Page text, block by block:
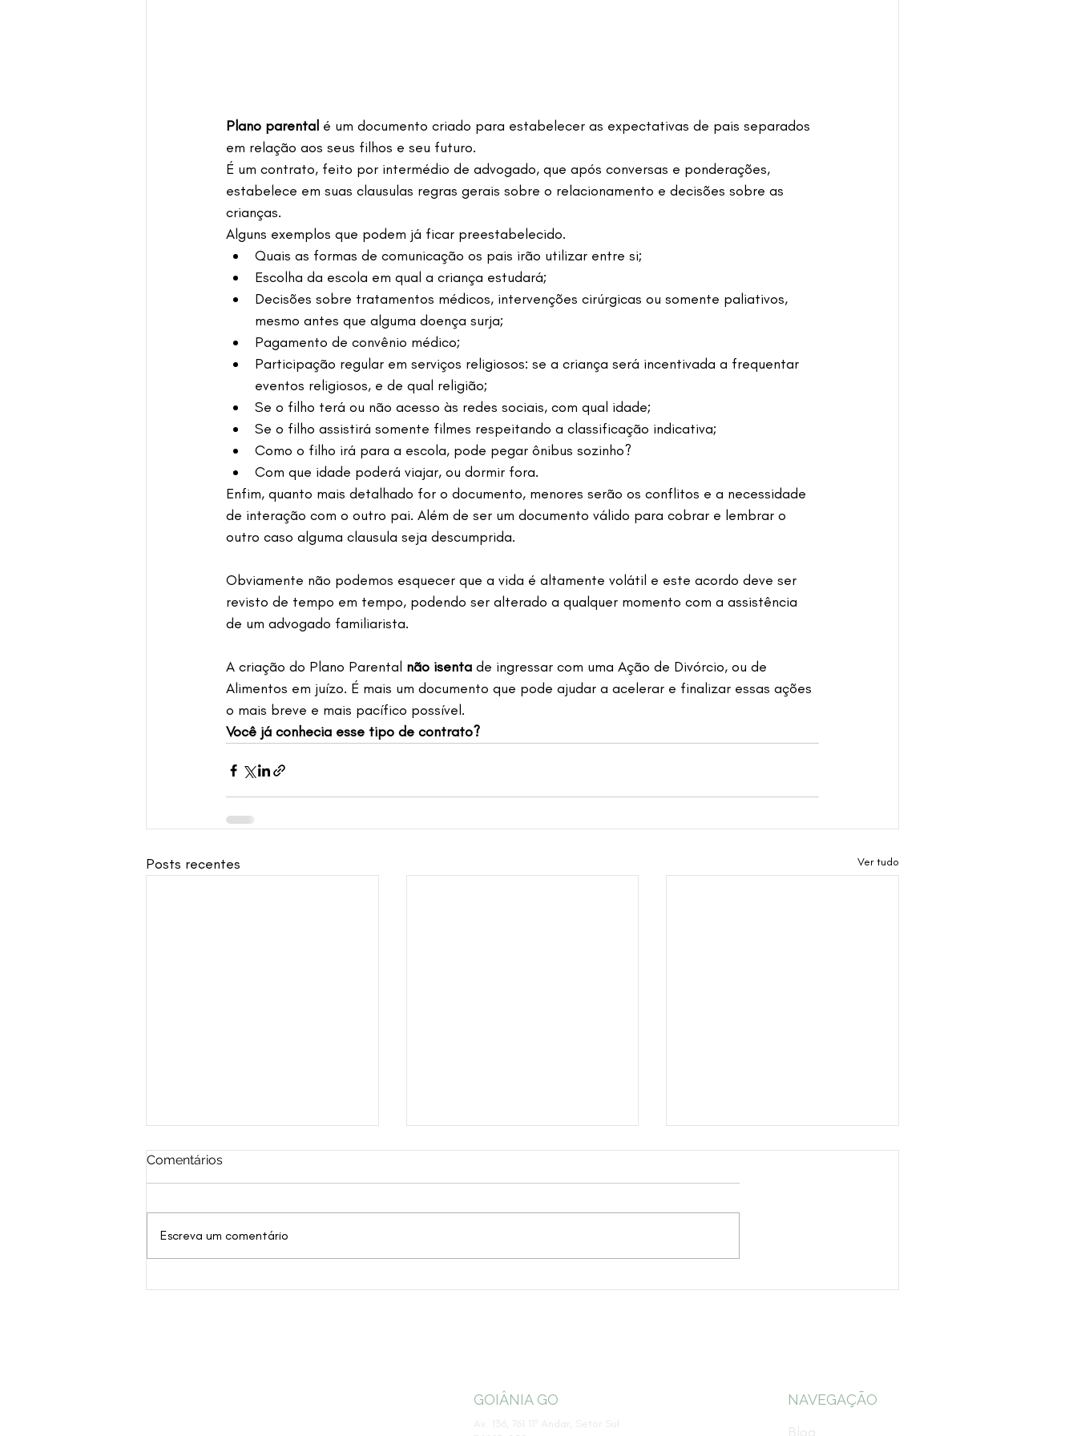
Plano parental é um documento criado para estabelecer as expectativas de pais separados
em relação aos seus filhos e seu futuro.
É um contrato, feito por intermédio de advogado, que após conversas e ponderações,
estabelece em suas clausulas regras gerais sobre o relacionamento e decisões sobre as
crianças.
Alguns exemplos que podem já ficar preestabelecido.
Quais as formas de comunicação os pais irão utilizar entre si;
Escolha da escola em qual a criança estudará;
Decisões sobre tratamentos médicos, intervenções cirúrgicas ou somente paliativos,
mesmo antes que alguma doença surja;
Pagamento de convênio médico;
Participação regular em serviços religiosos: se a criança será incentivada a frequentar
eventos religiosos, e de qual religião;
Se o filho terá ou não acesso às redes sociais, com qual idade;
Se o filho assistirá somente filmes respeitando a classificação indicativa;
Como o filho irá para a escola, pode pegar ônibus sozinho?
Com que idade poderá viajar, ou dormir fora.
Enfim, quanto mais detalhado for o documento, menores serão os conflitos e a necessidade
de interação com o outro pai. Além de ser um documento válido para cobrar e lembrar o
outro caso alguma clausula seja descumprida.
Obviamente não podemos esquecer que a vida é altamente volátil e este acordo deve ser
revisto de tempo em tempo, podendo ser alterado a qualquer momento com a assistência
de um advogado familiarista.
A criação do Plano Parental não isenta de ingressar com uma Ação de Divórcio, ou de
Alimentos em juízo. É mais um documento que pode ajudar a acelerar e finalizar essas ações
o mais breve e mais pacífico possível.
Você já conhecia esse tipo de contrato?
Posts recentes Ver tudo
Comentários
Escreva um comentário
GOIÂNIA GO NAVEGAÇÃO